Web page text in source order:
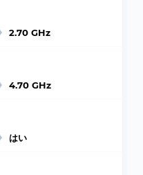
2.70 GHz
4.70 GHz
はい